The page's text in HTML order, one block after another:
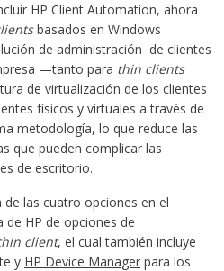
HP Client Automation, ahora
basados en Windows
de administración de clientes
—tanto para thin clients
de virtualización de los clientes
físicos y virtuales a través de
metodología, lo que reduce las
que pueden complicar las
de escritorio.
las cuatro opciones en el
HP de opciones de
client, el cual también incluye
y HP Device Managerpara los